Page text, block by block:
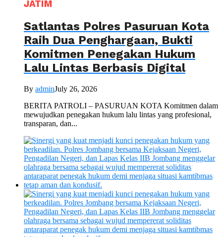
JATIM
Satlantas Polres Pasuruan Kota
Raih Dua Penghargaan, Bukti
Komitmen Penegakan Hukum
Lalu Lintas Berbasis Digital
By adminJuly 26, 2026
BERITA PATROLI – PASURUAN KOTA Komitmen dalam
mewujudkan penegakan hukum lalu lintas yang profesional,
transparan, dan...